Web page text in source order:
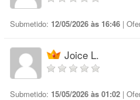
Submetido: 12/05/2026 às 16:46 |
Joice L.
Submetido: 15/05/2026 às 01:02 |